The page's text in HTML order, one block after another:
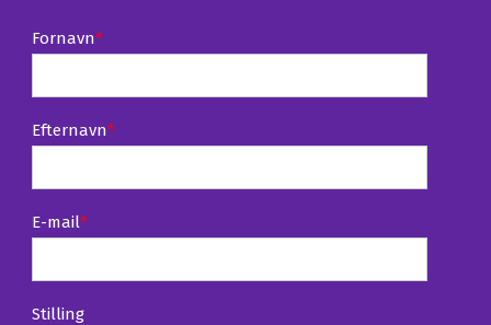
Fornavn*
Efternavn*
E-mail*
Stilling